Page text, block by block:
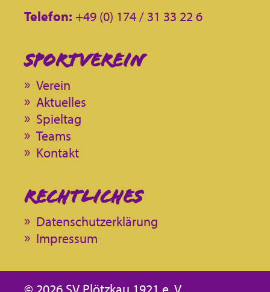
Telefon: +49 (0) 174 / 31 33 22 6
Sportverein
Verein
Aktuelles
Spieltag
Teams
Kontakt
Rechtliches
Datenschutzerklärung
Impressum